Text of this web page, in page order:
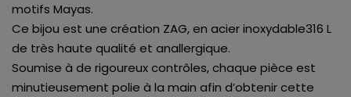
motifs Mayas.
Ce bijou est une création ZAG, en acier inoxydable316 L
de très haute qualité et anallergique.
Soumise à de rigoureux contrôles, chaque pièce est
minutieusement polie à la main afin d’obtenir cette